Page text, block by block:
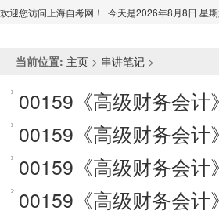
欢迎您访问上海自考网！ 今天是2026年8月8日 星
当前位置: 主页 > 串讲笔记 >
00159《高级财务会
00159《高级财务会
00159《高级财务会
00159《高级财务会